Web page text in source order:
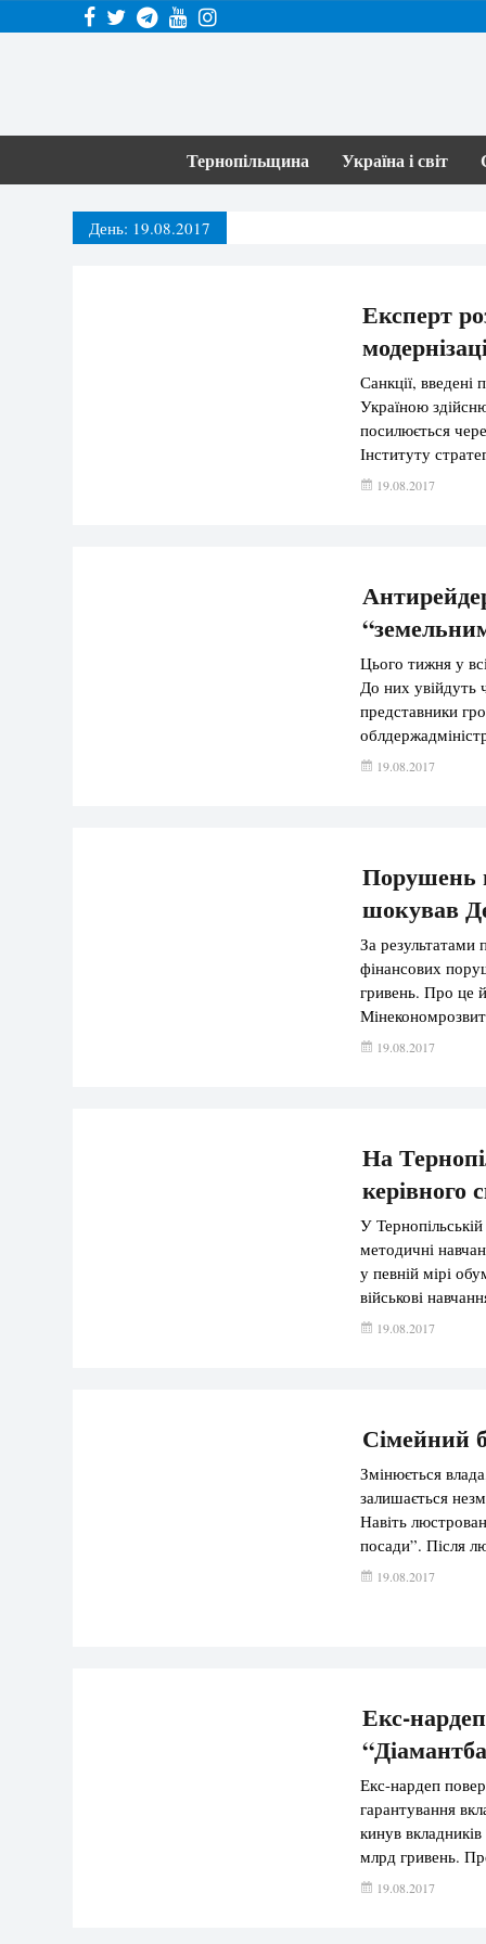
Тернопільщина Україна і світ
День: 19.08.2017
Експерт
Санкції,
Україною
посилюється
Інституту
Горбулін у
19.08.2017
Цього тижня у
До них увійдуть
представники
рейдерських
19.08.2017
Порушень
шокував
За результатами
фінансових
гривень. Про це
впродовж 2014-
19.08.2017
На
керівного
У
методичні
у певній мірі
військові
голова
19.08.2017
Сімейний
Змінюється
залишається
Навіть
посади”. Після
Голомша тут же
19.08.2017
Екс-
Екс-нардеп
гарантування
кинув
млрд гривень.
гарантування
19.08.2017